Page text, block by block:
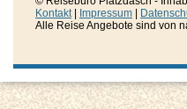
Kontakt| Impressum
Alle Reise Angebote sind von